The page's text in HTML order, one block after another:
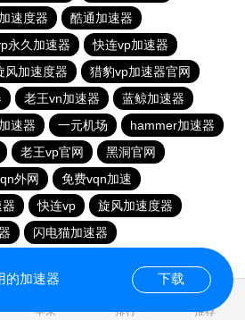
速度器
酷通加速器
永久加速器
快连vp加速器
风加速度器
猎豹vp加速器官网
老王vn加速器
蓝鲸加速器
速器 一元机场
hammer加速器
老王vp官网
黑洞官网
外网
免费vqn加速
快连vp
旋风加速度器
闪电猫加速器
苹果 排行 推荐
的加速器 下载
1.466101s